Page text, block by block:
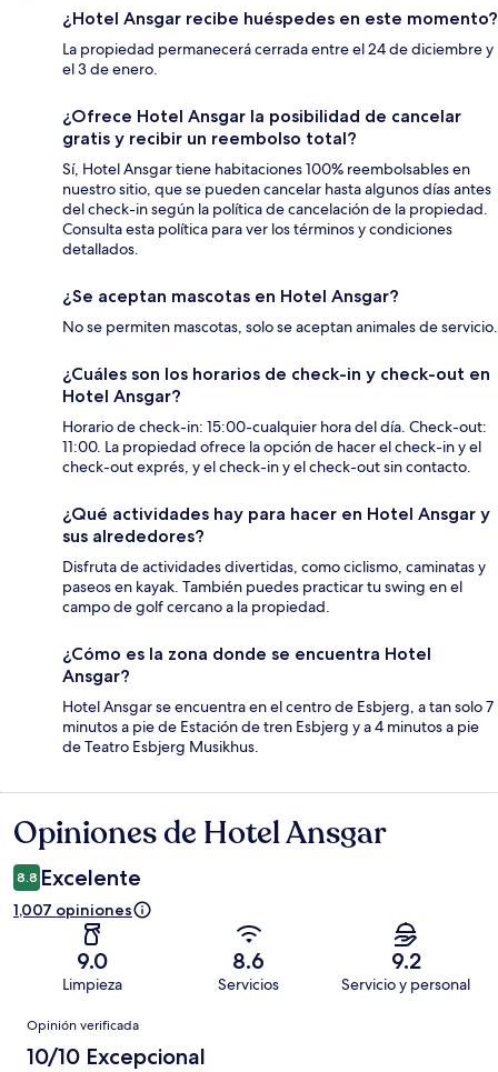
¿Hotel Ansgar recibe huéspedes en este momento?
La propiedad permanecerá cerrada entre el 24 de diciembre y
el 3 de enero.
¿Ofrece Hotel Ansgar la posibilidad de cancelar
gratis y recibir un reembolso total?
Sí, Hotel Ansgar tiene habitaciones 100% reembolsables en
nuestro sitio, que se pueden cancelar hasta algunos días antes
del check-in según la política de cancelación de la propiedad.
Consulta esta política para ver los términos y condiciones
detallados.
¿Se aceptan mascotas en Hotel Ansgar?
No se permiten mascotas, solo se aceptan animales de servicio.
¿Cuáles son los horarios de check-in y check-out en
Hotel Ansgar?
Horario de check-in: 15:00-cualquier hora del día. Check-out:
11:00. La propiedad ofrece la opción de hacer el check-in y el
check-out exprés, y el check-in y el check-out sin contacto.
¿Qué actividades hay para hacer en Hotel Ansgar y
sus alrededores?
Disfruta de actividades divertidas, como ciclismo, caminatas y
paseos en kayak. También puedes practicar tu swing en el
campo de golf cercano a la propiedad.
¿Cómo es la zona donde se encuentra Hotel
Ansgar?
Hotel Ansgar se encuentra en el centro de Esbjerg, a tan solo 7
minutos a pie de Estación de tren Esbjerg y a 4 minutos a pie
de Teatro Esbjerg Musikhus.
Opiniones
Opiniones de Hotel Ansgar
8.8 Excelente
1,007 opiniones
9.0
Limpieza
8.6
Servicios
9.2
Servicio y personal
Opiniones
Opinión verificada
10/10 Excepcional